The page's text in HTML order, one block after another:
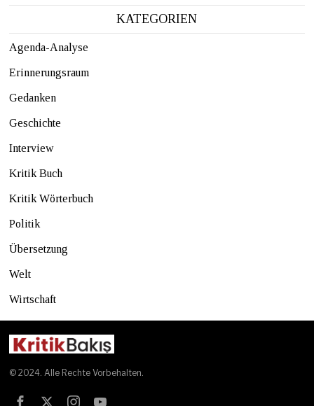
KATEGORIEN
Agenda-Analyse
Erinnerungsraum
Gedanken
Geschichte
Interview
Kritik Buch
Kritik Wörterbuch
Politik
Übersetzung
Welt
Wirtschaft
© 2024. Alle Rechte Vorbehalten.